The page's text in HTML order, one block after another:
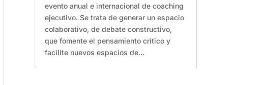
evento anual e internacional de coaching
ejecutivo. Se trata de generar un espacio
colaborativo, de debate constructivo,
que fomente el pensamiento crítico y
facilite nuevos espacios de...